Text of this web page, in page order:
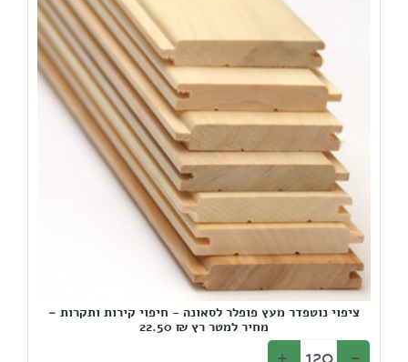
ציפוי נוטפדר מעץ פופלר לסאונה - חיפוי קירות ותקרות –
מחיר למטר רץ ₪ 22.50